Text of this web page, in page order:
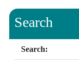
Search
Search: